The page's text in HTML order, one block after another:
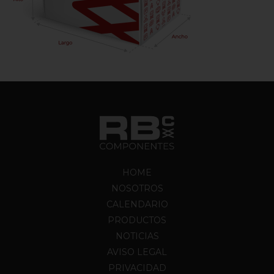
HOME
NOSOTROS
CALENDARIO
PRODUCTOS
NOTICIAS
AVISO LEGAL
PRIVACIDAD